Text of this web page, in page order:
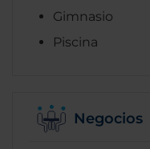
Gimnasio
Piscina
Negocios